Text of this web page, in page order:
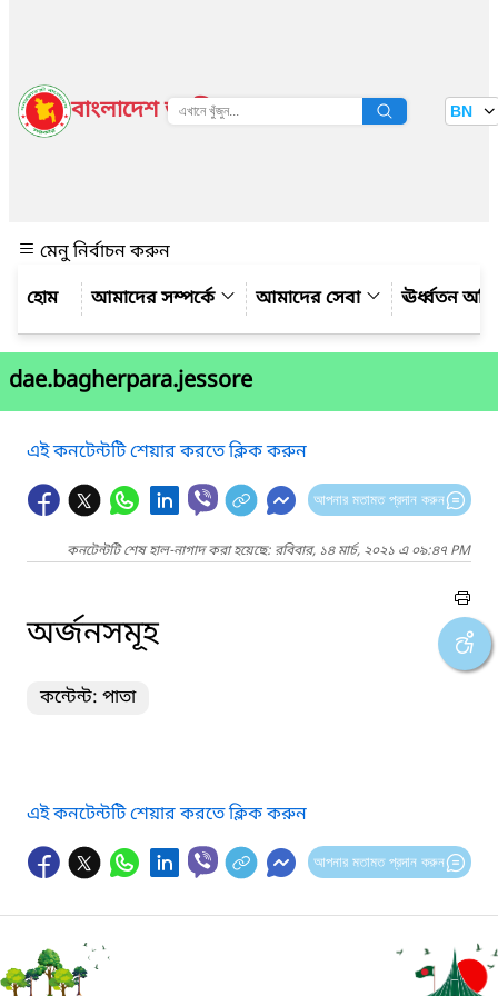
বাংলাদেশ জাতীয় তথ্য বাতায়ন BN
মেনু নির্বাচন করুন
আমাদের সম্পর্কে
আমাদের সেবা ঊর্ধ্বতন
dae.bagherpara.jessore
এই কনটেন্টটি শেয়ার করতে ক্লিক করুন
আপনার মতামত প্রদান করুন
কনটেন্টটি শেষ হাল-নাগাদ করা হয়েছে: রবিবার, ১৪ মার্চ, ২০২১ এ ০৯:৪৭ PM
অর্জনসমূহ
কন্টেন্ট: পাতা
এই কনটেন্টটি শেয়ার করতে ক্লিক করুন
আপনার মতামত প্রদান করুন